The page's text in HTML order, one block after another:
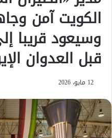
الكويت آمن
وسيعود قريبا
قبل العدوان
12 مايو، 2026